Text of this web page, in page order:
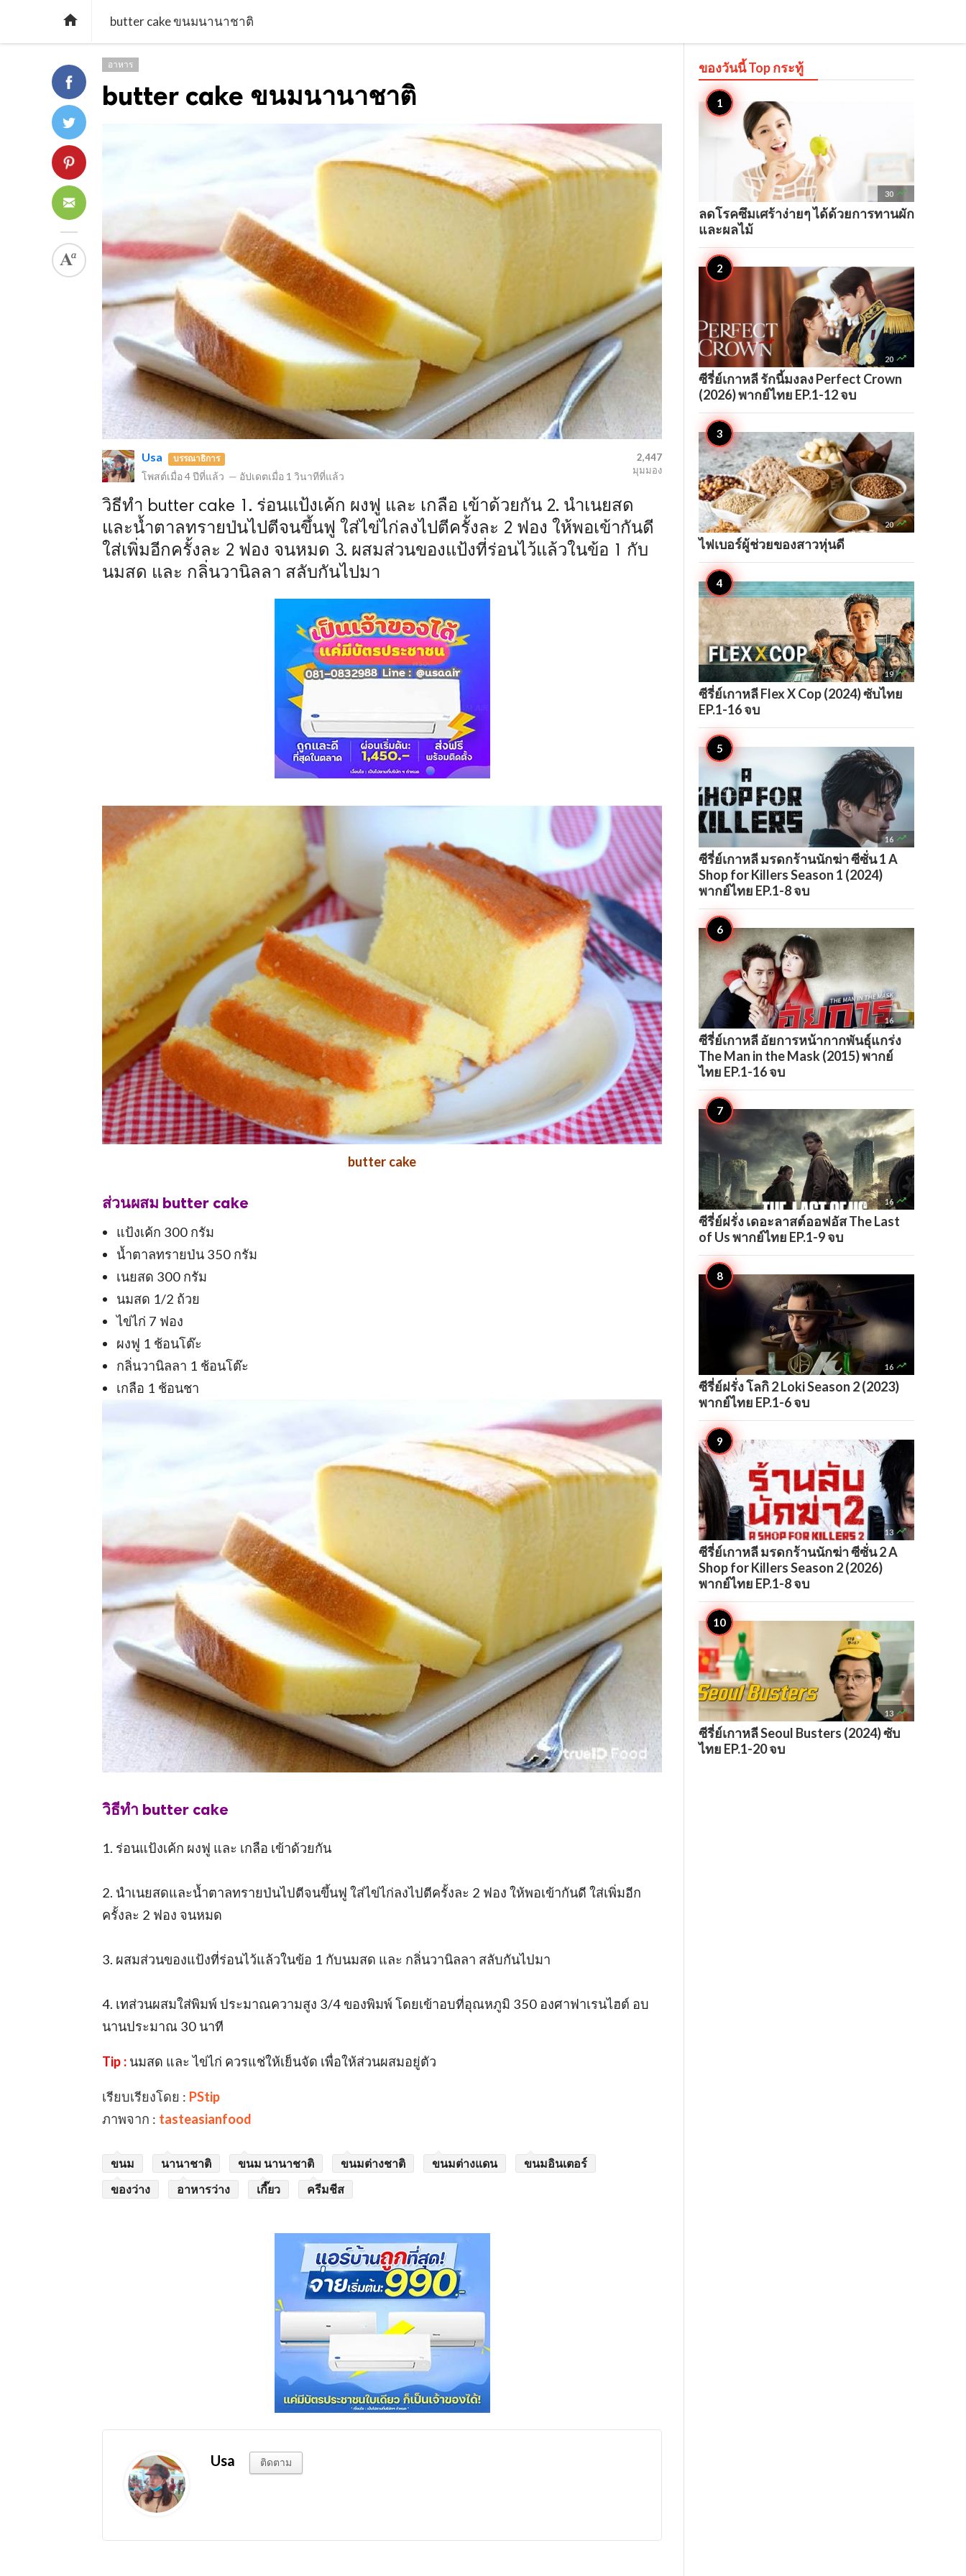
 butter cake ขนมนานาชาติ
อาหาร
butter cake ขนมนานาชาติ
Usa บรรณาธิการ
โพสต์เมื่อ 4 ปีที่แล้ว — อัปเดตเมื่อ 1 วินาทีที่แล้ว
2,447
มุมมอง
วิธีทำ butter cake 1. ร่อนแป้งเค้ก ผงฟู และ เกลือ เข้าด้วยกัน 2. นำเนยสด
และน้ำตาลทรายป่นไปตีจนขึ้นฟู ใส่ไข่ไก่ลงไปตีครั้งละ 2 ฟอง ให้พอเข้ากันดี
ใส่เพิ่มอีกครั้งละ 2 ฟอง จนหมด 3. ผสมส่วนของแป้งที่ร่อนไว้แล้วในข้อ 1 กับ
นมสด และ กลิ่นวานิลลา สลับกันไปมา
butter cake
ส่วนผสม butter cake
แป้งเค้ก 300 กรัม
น้ำตาลทรายป่น 350 กรัม
เนยสด 300 กรัม
นมสด 1/2 ถ้วย
ไข่ไก่ 7 ฟอง
ผงฟู 1 ช้อนโต๊ะ
กลิ่นวานิลลา 1 ช้อนโต๊ะ
เกลือ 1 ช้อนชา
วิธีทำ butter cake
1. ร่อนแป้งเค้ก ผงฟู และ เกลือ เข้าด้วยกัน
2. นำเนยสดและน้ำตาลทรายป่นไปตีจนขึ้นฟู ใส่ไข่ไก่ลงไปตีครั้งละ 2 ฟอง ให้พอเข้ากันดี ใส่เพิ่มอีก
ครั้งละ 2 ฟอง จนหมด
3. ผสมส่วนของแป้งที่ร่อนไว้แล้วในข้อ 1 กับนมสด และ กลิ่นวานิลลา สลับกันไปมา
4. เทส่วนผสมใส่พิมพ์ ประมาณความสูง 3/4 ของพิมพ์ โดยเข้าอบที่อุณหภูมิ 350 องศาฟาเรนไฮต์ อบ
นานประมาณ 30 นาที
Tip : นมสด และ ไข่ไก่ ควรแช่ให้เย็นจัด เพื่อให้ส่วนผสมอยู่ตัว
เรียบเรียงโดย : PStip
ภาพจาก : tasteasianfood
ขนม นานาชาติ ขนม นานาชาติ ขนมต่างชาติ ขนมต่างแดน
ขนมอินเตอร์
ของว่าง
อาหารว่าง เกี๊ยว ครีมชีส
Usa ติดตาม
ของวันนี้ Topกระทู้
30 
ลดโรคซึมเศร้าง่ายๆ ได้ด้วยการทานผัก
และผลไม้
20 
ซีรี่ย์เกาหลี รักนี้มงลง Perfect Crown
(2026) พากย์ไทย EP.1-12 จบ
20 
ไฟเบอร์ผู้ช่วยของสาวหุ่นดี
19 
ซีรี่ย์เกาหลี Flex X Cop (2024) ซับไทย
EP.1-16 จบ
16 
ซีรี่ย์เกาหลี มรดกร้านนักฆ่า ซีซั่น 1 A
Shop for Killers Season 1 (2024)
พากย์ไทย EP.1-8 จบ
16 
ซีรี่ย์เกาหลี อัยการหน้ากากพันธุ์แกร่ง
The Man in the Mask (2015) พากย์
ไทย EP.1-16 จบ
16 
ซีรี่ย์ฝรั่ง เดอะลาสต์ออฟอัส The Last
of Us พากย์ไทย EP.1-9 จบ
16 
ซีรี่ย์ฝรั่ง โลกิ 2 Loki Season 2 (2023)
พากย์ไทย EP.1-6 จบ
13 
ซีรี่ย์เกาหลี มรดกร้านนักฆ่า ซีซั่น 2 A
Shop for Killers Season 2 (2026)
พากย์ไทย EP.1-8 จบ
13 
ซีรี่ย์เกาหลี Seoul Busters (2024) ซับ
ไทย EP.1-20 จบ